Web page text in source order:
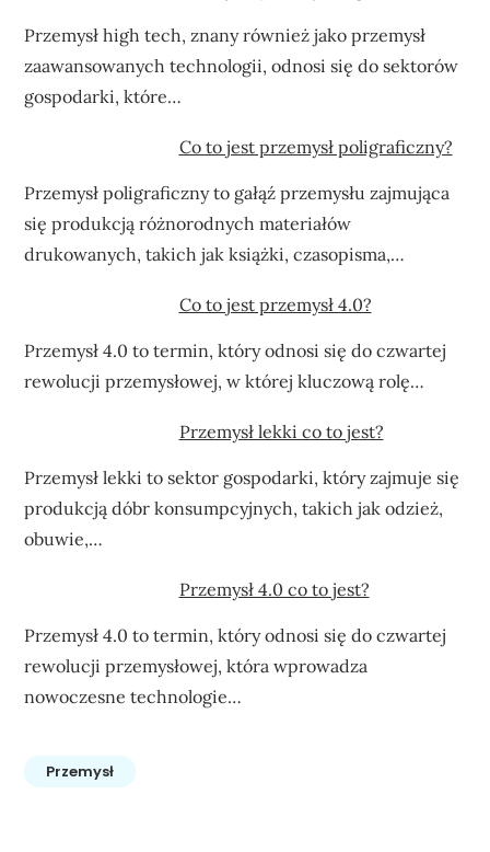
Przemysł high tech, znany również jako przemysł
zaawansowanych technologii, odnosi się do sektorów
gospodarki, które…
Co to jest przemysł poligraficzny?
Przemysł poligraficzny to gałąź przemysłu zajmująca
się produkcją różnorodnych materiałów
drukowanych, takich jak książki, czasopisma,…
Co to jest przemysł 4.0?
Przemysł 4.0 to termin, który odnosi się do czwartej
rewolucji przemysłowej, w której kluczową rolę…
Przemysł lekki co to jest?
Przemysł lekki to sektor gospodarki, który zajmuje się
produkcją dóbr konsumpcyjnych, takich jak odzież,
obuwie,…
Przemysł 4.0 co to jest?
Przemysł 4.0 to termin, który odnosi się do czwartej
rewolucji przemysłowej, która wprowadza
nowoczesne technologie…
Przemysł